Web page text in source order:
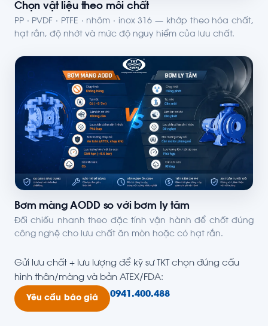
Chọn vật liệu theo môi chất
PP · PVDF · PTFE · nhôm · inox 316 — khớp theo hóa chất,
hạt rắn, độ nhớt và mức độ nguy hiểm của lưu chất.
Bơm màng AODD so với bơm ly tâm
Đối chiếu nhanh theo đặc tính vận hành để chốt đúng
công nghệ cho lưu chất ăn mòn hoặc có hạt rắn.
Gửi lưu chất + lưu lượng để kỹ sư TKT chọn đúng cấu
hình thân/màng và bản ATEX/FDA:
Yêu cầu báo giá 0941.400.488